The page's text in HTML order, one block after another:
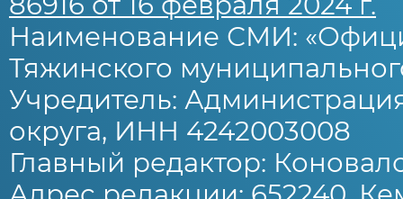
Наименование СМИ:
Тяжинского
Учредитель:
округа, ИНН 4242003008
Главный редактор: